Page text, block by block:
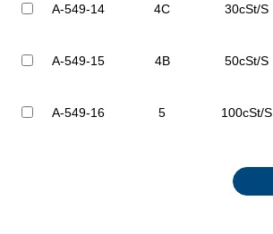
A-549-14 4C 30cSt/S
A-549-15 4B 50cSt/S
A-549-16 5 100cSt/S